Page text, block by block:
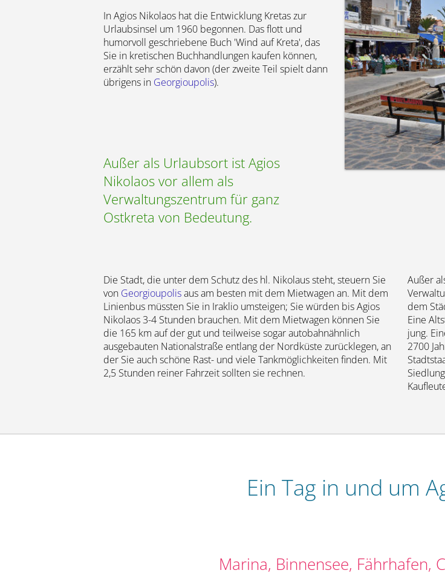
In Agios Nikolaos hat die Entwicklung Kretas zur
Urlaubsinsel um 1960 begonnen. Das flott und
humorvoll geschriebene Buch 'Wind auf Kreta', das
Sie in kretischen Buchhandlungen kaufen können,
erzählt sehr schön davon (der zweite Teil spielt dann
übrigens in Georgioupolis).
Außer als Urlaubsort ist Agios
Nikolaos vor allem als
Verwaltungszentrum für ganz
Ostkreta von Bedeutung.
Die Stadt, die unter dem Schutz des hl. Nikolaus steht, steuern Sie
von Georgioupolisaus am besten mit dem Mietwagen an. Mit dem
Linienbus müssten Sie in Iraklio umsteigen; Sie würden bis Agios
Nikolaos 3-4 Stunden brauchen. Mit dem Mietwagen können Sie
die 165 km auf der gut und teilweise sogar autobahnähnlich
ausgebauten Nationalstraße entlang der Nordküste zurücklegen, an
der Sie auch schöne Rast- und viele Tankmöglichkeiten finden. Mit
2,5 Stunden reiner Fahrzeit sollten sie rechnen.
Außer
dem
Eine
jung.
2700
Ein Tag in und um
Marina, Binnensee, Fährhafen,